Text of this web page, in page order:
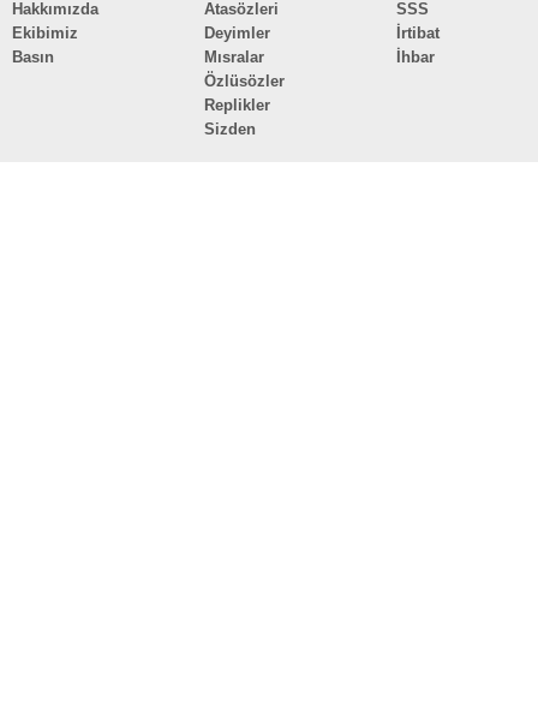
Hakkımızda
Ekibimiz
Basın
Atasözleri
Deyimler
Mısralar
Özlüsözler
Replikler
Sizden
SSS
İrtibat
İhbar